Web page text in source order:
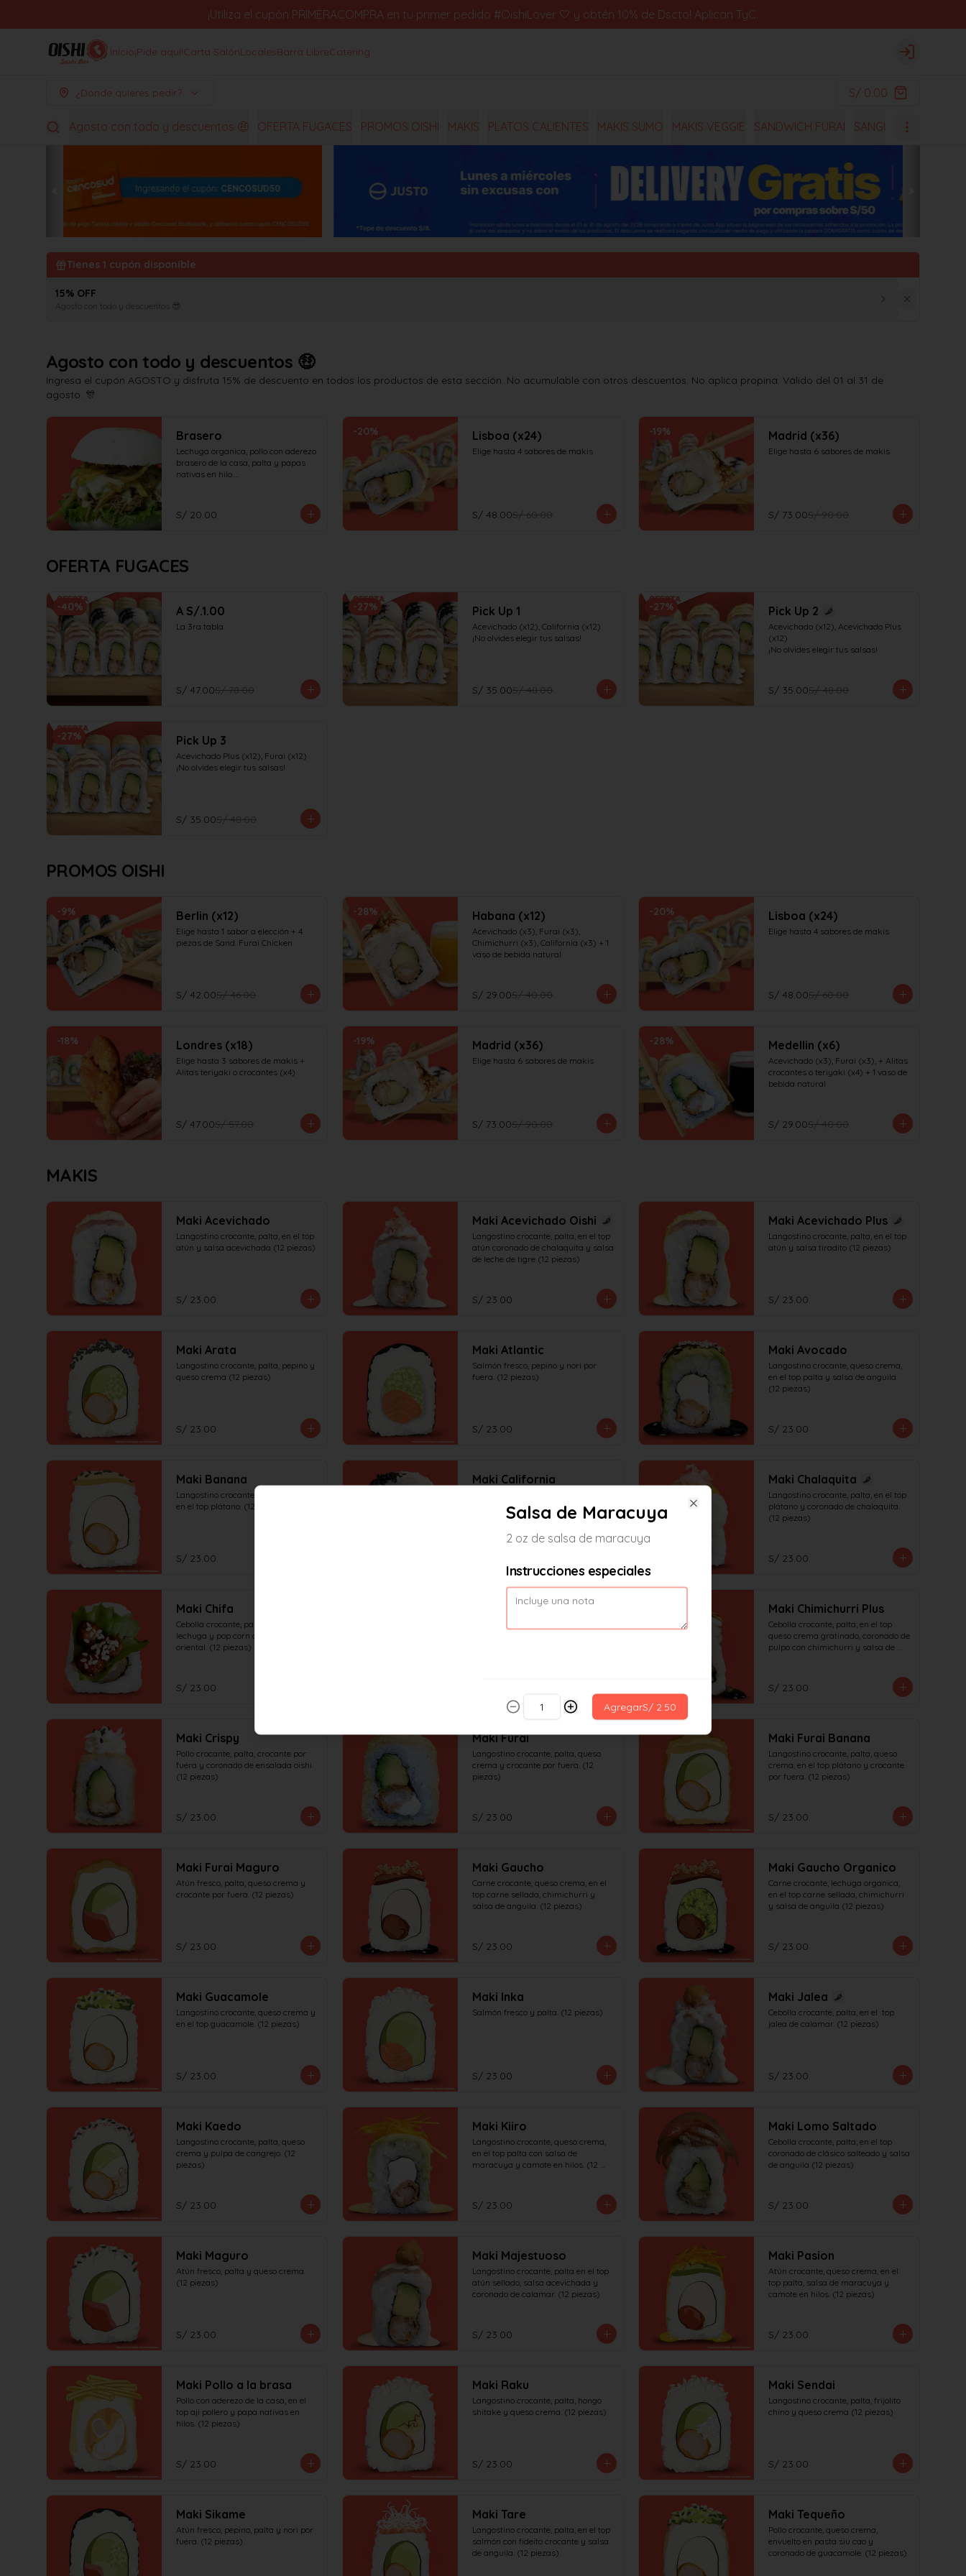
¡Utiliza el cupón PRIMERACOMPRA en tu primer pedido #OishiLover 🤍 y obtén 10% de Dscto! Aplican TyC.
Inicio¡Pide aquí!Carta SalónLocalesBarra LibreCatering Login
¿Dónde quieres pedir? S/ 0.00
Agosto con todo y descuentos 🤑 OFERTA FUGACES PROMOS OISHI MAKIS PLATOS CALIENTES MAKIS SUMO MAKIS VEGGIE SANDWICH FURAI SANGUCHES
Tienes 1 cupón disponible
15% OFF
Agosto con todo y descuentos 😎
Agosto con todo y descuentos 🤑
Ingresa el cupón AGOSTO y disfruta 15% de descuento en todos los productos de esta sección. No acumulable con otros descuentos. No aplica propina. Válido del 01 al 31 de
agosto. 🎊
Brasero
Lechuga organica, pollo con aderezo
brasero de la casa, palta y papas
nativas en hilo.
S/ 20.00
-20% Lisboa (x24)
Elige hasta 4 sabores de makis
S/ 48.00S/ 60.00
-19% Madrid (x36)
Elige hasta 6 sabores de makis
S/ 73.00S/ 90.00
OFERTA FUGACES
-40% A S/.1.00
La 3ra tabla
S/ 47.00S/ 78.00
-27% Pick Up 1
Acevichado (x12), California (x12)
¡No olvides elegir tus salsas!
S/ 35.00S/ 48.00
-27% Pick Up 2
Acevichado (x12), Acevichado Plus
(x12)
¡No olvides elegir tus salsas!
S/ 35.00S/ 48.00
-27% Pick Up 3
Acevichado Plus (x12), Furai (x12)
¡No olvides elegir tus salsas!
S/ 35.00S/ 48.00
PROMOS OISHI
-9% Berlin (x12)
Elige hasta 1 sabor a elección + 4
piezas de Sand. Furai Chicken
S/ 42.00S/ 46.00
-28% Habana (x12)
Acevichado (x3), Furai (x3),
Chimichurri (x3), California (x3) + 1
vaso de bebida natural
S/ 29.00S/ 40.00
-20% Lisboa (x24)
Elige hasta 4 sabores de makis
S/ 48.00S/ 60.00
-18% Londres (x18)
Elige hasta 3 sabores de makis +
Alitas teriyaki o crocantes (x4)
S/ 47.00S/ 57.00
-19% Madrid (x36)
Elige hasta 6 sabores de makis
S/ 73.00S/ 90.00
-28% Medellin (x6)
Acevichado (x3), Furai (x3), + Alitas
crocantes o teriyaki (x4) + 1 vaso de
bebida natural
S/ 29.00S/ 40.00
MAKIS
Maki Acevichado
Langostino crocante, palta, en el top
atún y salsa acevichada (12 piezas)
S/ 23.00
Maki Acevichado Oishi
Langostino crocante, palta, en el top
atún coronado de chalaquita y salsa
de leche de tigre (12 piezas)
S/ 23.00
Maki Acevichado Plus
Langostino crocante, palta, en el top
atún y salsa tiradito (12 piezas)
S/ 23.00
Maki Arata
Langostino crocante, palta, pepino y
queso crema (12 piezas)
S/ 23.00
Maki Atlantic
Salmón fresco, pepino y nori por
fuera. (12 piezas)
S/ 23.00
Maki Avocado
Langostino crocante, queso crema,
en el top palta y salsa de anguila.
(12 piezas)
S/ 23.00
Maki Banana
Langostino crocante, queso crema,
en el top plátano. (12 piezas)
S/ 23.00
Maki California
crema. (12 piezas)
Maki Chalaquita
Langostino crocante, palta, en el top
plátano y coronado de chalaquita.
(12 piezas)
S/ 23.00
Maki Chifa
Cebolla crocante, palta, coronado de
lechuga y pop corn de pollo en salsa
oriental. (12 piezas)
S/ 23.00
Maki Chimichurri Maki Chimichurri Plus
Cebolla crocante, palta, en el top
queso crema gratinado, coronado de
pulpo con chimichurri y salsa de
S/ 23.00
Maki Crispy
Pollo crocante, palta, crocante por
fuera y coronado de ensalada oishi.
(12 piezas)
S/ 23.00
Maki Furai
Langostino crocante, palta, queso
crema y crocante por fuera. (12
piezas)
S/ 23.00
Maki Furai Banana
Langostino crocante, palta, queso
crema, en el top plátano y crocante
por fuera. (12 piezas)
S/ 23.00
Maki Furai Maguro
Atún fresco, palta, queso crema y
crocante por fuera. (12 piezas)
S/ 23.00
Maki Gaucho
Carne crocante, queso crema, en el
top carne sellada, chimichurri y
salsa de anguila. (12 piezas)
S/ 23.00
Maki Gaucho Organico
Carne crocante, lechuga organica,
en el top carne sellada, chimichurri
y salsa de anguila (12 piezas)
S/ 23.00
Maki Guacamole
Langostino crocante, queso crema y
en el top guacamole. (12 piezas)
S/ 23.00
Maki Inka
Salmón fresco y palta. (12 piezas)
S/ 23.00
Maki Jalea
Cebolla crocante, palta, en el  top
jalea de calamar. (12 piezas)
S/ 23.00
Maki Kaedo
Langostino crocante, palta, queso
crema y pulpa de cangrejo. (12
piezas)
S/ 23.00
Maki Kiiro
Langostino crocante, queso crema,
en el top palta con salsa de
maracuya y camote en hilos. (12
S/ 23.00
Maki Lomo Saltado
Cebolla crocante, palta, en el top
coronado de clásico salteado y salsa
de anguila (12 piezas)
S/ 23.00
Maki Maguro
Atún fresco, palta y queso crema.
(12 piezas)
S/ 23.00
Maki Majestuoso
Langostino crocante, palta en el top
atún sellado, salsa acevichada y
coronado de calamar. (12 piezas)
S/ 23.00
Maki Pasion
Atún crocante, queso crema, en el
top palta, salsa de maracuya y
camote en hilos. (12 piezas)
S/ 23.00
Maki Pollo a la brasa
Pollo con aderezo de la casa, en el
top aji pollero y papa nativas en
hilos. (12 piezas)
S/ 23.00
Maki Raku
Langostino crocante, palta, hongo
shitake y queso crema. (12 piezas)
S/ 23.00
Maki Sendai
Langostino crocante, palta, frijolito
chino y queso crema (12 piezas)
S/ 23.00
Maki Sikame
Atún fresco, pepino, palta y nori por
fuera. (12 piezas)
Maki Tare
Langostino crocante, palta, en el top
salmón con fideito crocante y salsa
de anguila. (12 piezas)
Maki Tequeño
Pollo crocante, queso crema,
envuelto en pasta siu cao y
coronado de guacamole. (12 piezas)
Salsa de Maracuya
2 oz de salsa de maracuya
Instrucciones especiales
AgregarS/ 2.50